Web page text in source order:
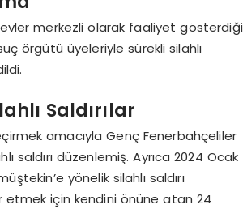
merkezli olarak faaliyet gösterdiği
örgütü üyeleriyle sürekli silahlı
Saldırılar
amacıyla Genç Fenerbahçeliler
saldırı düzenlemiş. Ayrıca 2024 Ocak
yönelik silahlı saldırı
etmek için kendini önüne atan 24